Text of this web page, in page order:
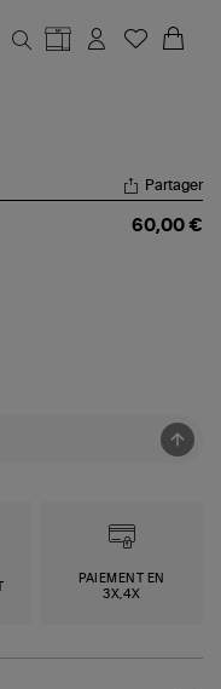
Partager
60,00 €
PAIEMENT EN
3X,4X